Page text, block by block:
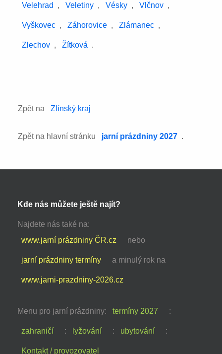
Velehrad , Veletiny , Vésky , Vlčnov ,
Vyškovec , Záhorovice , Zlámanec ,
Zlechov , Žítková .
Zpět na Zlínský kraj
Zpět na hlavní stránku jarní prázdniny 2027 .
Kde nás můžete ještě najít?
Najdete nás také na:
www.jarní prázdniny ČR.cz
nebo
jarní prázdniny termíny a minulý rok na
www.jarni-prazdniny-2026.cz
Menu pro jarní prázdniny: termíny 2027 :
zahraničí : lyžování : ubytování :
Kontakt / provozovatel